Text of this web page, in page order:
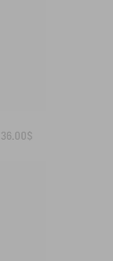
36.00$